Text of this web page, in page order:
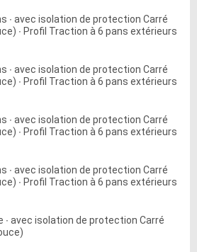
∙ avec isolation de protection Carré
∙ Profil Traction à 6 pans extérieurs
∙ avec isolation de protection Carré
∙ Profil Traction à 6 pans extérieurs
∙ avec isolation de protection Carré
∙ Profil Traction à 6 pans extérieurs
∙ avec isolation de protection Carré
∙ Profil Traction à 6 pans extérieurs
∙ avec isolation de protection Carré